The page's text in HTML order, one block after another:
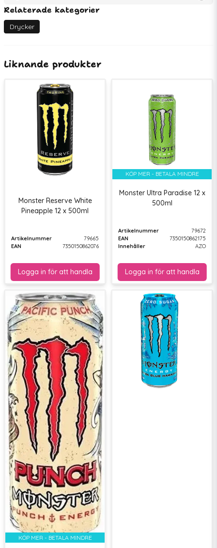
Artikelnummer
EAN
Relaterade kategorier
Drycker
Liknande produkter
Monster Reserve White
Pineapple 12 x 500ml
Artikelnummer
79665
EAN
7350150862076
KÖP MER - BETALA MINDRE
Monster Ultra Paradise 12 x
500ml
Artikelnummer
79672
EAN
7350150862175
Innehåller
AZO
KÖP MER - BETALA MINDRE